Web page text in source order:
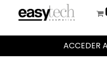
ACCEDER